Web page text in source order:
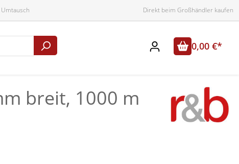
Direkt beim Großhändler kaufen
0,00 €*
breit, 1000 m